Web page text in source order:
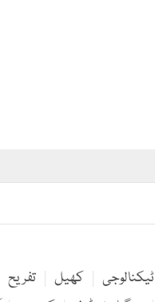
تفریح کھیل ٹیکنالوجی